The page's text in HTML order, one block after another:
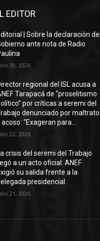
EDITOR
| Sobre la declaración del
ante nota de Radio
30, 2026
regional del ISL acusa a
Tarapacá de “proselitismo
por críticas a seremi del
denunciado por maltrato
acoso: “Exageran para...
22, 2026
crisis del seremi del Trabajo
llegó a un acto oficial: ANEF
su salida frente a la
presidencial
21, 2026